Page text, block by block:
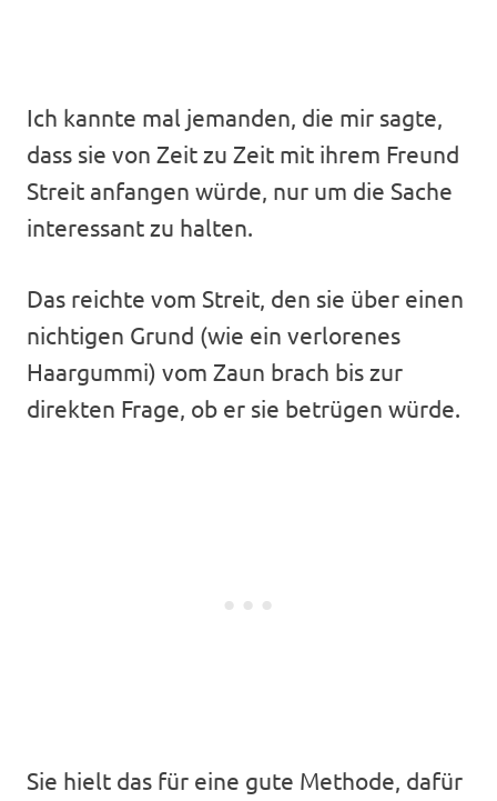
Ich kannte mal jemanden, die mir sagte,
dass sie von Zeit zu Zeit mit ihrem Freund
Streit anfangen würde, nur um die Sache
interessant zu halten.
Das reichte vom Streit, den sie über einen
nichtigen Grund (wie ein verlorenes
Haargummi) vom Zaun brach bis zur
direkten Frage, ob er sie betrügen würde.
Sie hielt das für eine gute Methode, dafür